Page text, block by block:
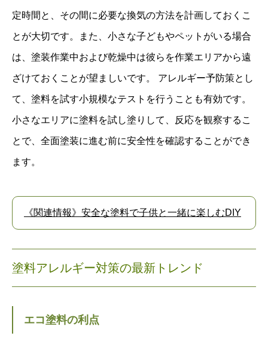
定時間と、その間に必要な換気の方法を計画しておくこ
とが大切です。また、小さな子どもやペットがいる場合
は、塗装作業中および乾燥中は彼らを作業エリアから遠
ざけておくことが望ましいです。 アレルギー予防策とし
て、塗料を試す小規模なテストを行うことも有効です。
小さなエリアに塗料を試し塗りして、反応を観察するこ
とで、全面塗装に進む前に安全性を確認することができ
ます。
《関連情報》安全な塗料で子供と一緒に楽しむDIY
塗料アレルギー対策の最新トレンド
エコ塗料の利点